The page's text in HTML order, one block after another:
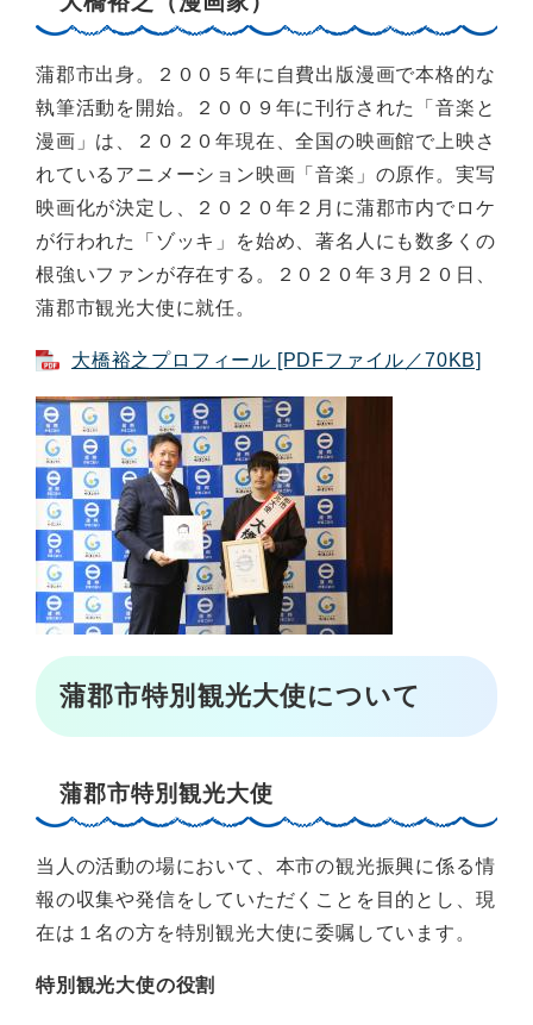
蒲郡市出身。２００５年に自費出版漫画で本格的な
執筆活動を開始。２００９年に刊行された「音楽と
漫画」は、２０２０年現在、全国の映画館で上映さ
れているアニメーション映画「音楽」の原作。実写
映画化が決定し、２０２０年２月に蒲郡市内でロケ
が行われた「ゾッキ」を始め、著名人にも数多くの
根強いファンが存在する。２０２０年３月２０日、
蒲郡市観光大使に就任。
大橋裕之プロフィール [PDFファイル／70KB]
蒲郡市特別観光大使について
蒲郡市特別観光大使
当人の活動の場において、本市の観光振興に係る情
報の収集や発信をしていただくことを目的とし、現
在は１名の方を特別観光大使に委嘱しています。
特別観光大使の役割